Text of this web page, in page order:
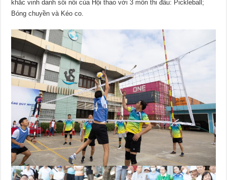
khắc vinh danh sôi nổi của Hội thao với 3 môn thi đấu: Pickleball;
Bóng chuyền và Kéo co.